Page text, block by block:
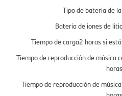
Tipo de batería de
Batería de iones de
Tiempo de carga2 horas si
Tiempo de reproducción de música
horas
Tiempo de reproducción de